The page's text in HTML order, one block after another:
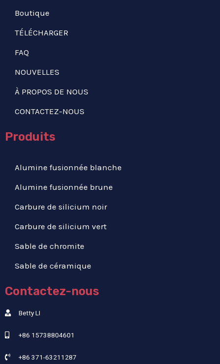
Boutique
TÉLÉCHARGER
FAQ
NOUVELLES
À PROPOS DE NOUS
CONTACTEZ-NOUS
Produits
Alumine fusionnée blanche
Alumine fusionnée brune
Carbure de silicium noir
Carbure de silicium vert
Sable de chromite
Sable de céramique
Contactez-nous
Betty LI
+86 15738804601
+86 371-63211287